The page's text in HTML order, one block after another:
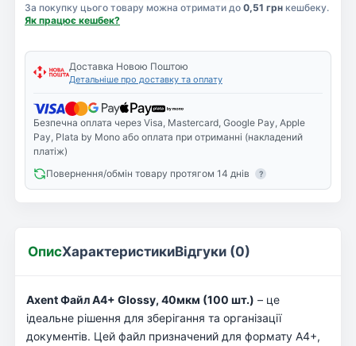
За покупку цього товару можна отримати до 0,51 грн кешбеку.
Як працює кешбек?
Доставка Новою Поштою
Детальніше про доставку та оплату
Безпечна оплата через Visa, Mastercard, Google Pay, Apple
Pay, Plata by Mono або оплата при отриманні (накладений
платіж)
Повернення/обмін товару протягом 14 днів
?
ОписХарактеристикиВідгуки (0)
Axent Файл А4+ Glossy, 40мкм (100 шт.) – це
ідеальне рішення для зберігання та організації
документів. Цей файл призначений для формату А4+,